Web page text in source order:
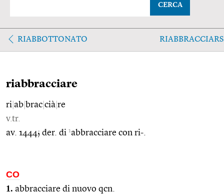
CERCA
RIABBOTTONATO
riabbracciare
ri ab brac cià re
v.tr.
av. 1444; der. di 1abbracciare con ri-.
CO
1. abbracciare di nuovo qcn.